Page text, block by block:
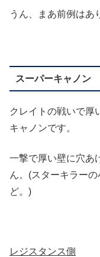
うん、まあ前例はあ
スーパーキャノン
クレイトの戦いで厚
キャノンです。
一撃で厚い壁に穴あ
ん。(スターキラー
ど。)
レジスタンス側